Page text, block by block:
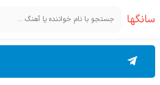
سانگها